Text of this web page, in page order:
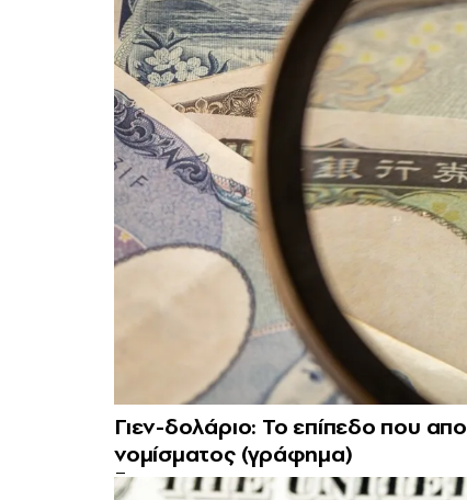
Γιεν-δολάριο: Το επίπεδο που
νομίσματος (γράφημα)